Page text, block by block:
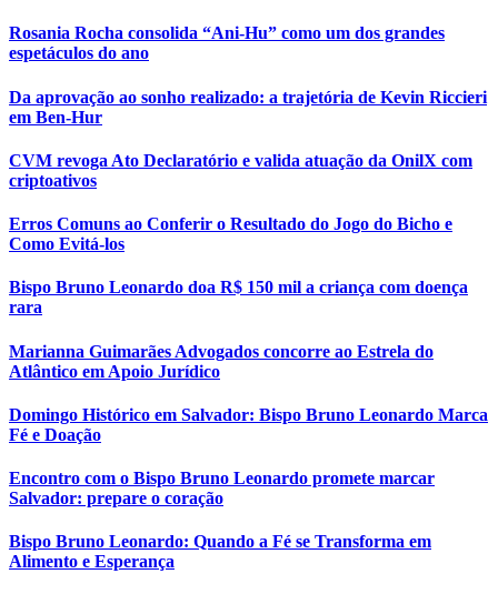
Rosania Rocha consolida “Ani-Hu” como um dos grandes
espetáculos do ano
Da aprovação ao sonho realizado: a trajetória de Kevin Riccieri
em Ben-Hur
CVM revoga Ato Declaratório e valida atuação da OnilX com
criptoativos
Erros Comuns ao Conferir o Resultado do Jogo do Bicho e
Como Evitá-los
Bispo Bruno Leonardo doa R$ 150 mil a criança com doença
rara
Marianna Guimarães Advogados concorre ao Estrela do
Atlântico em Apoio Jurídico
Domingo Histórico em Salvador: Bispo Bruno Leonardo Marca
Fé e Doação
Encontro com o Bispo Bruno Leonardo promete marcar
Salvador: prepare o coração
Bispo Bruno Leonardo: Quando a Fé se Transforma em
Alimento e Esperança